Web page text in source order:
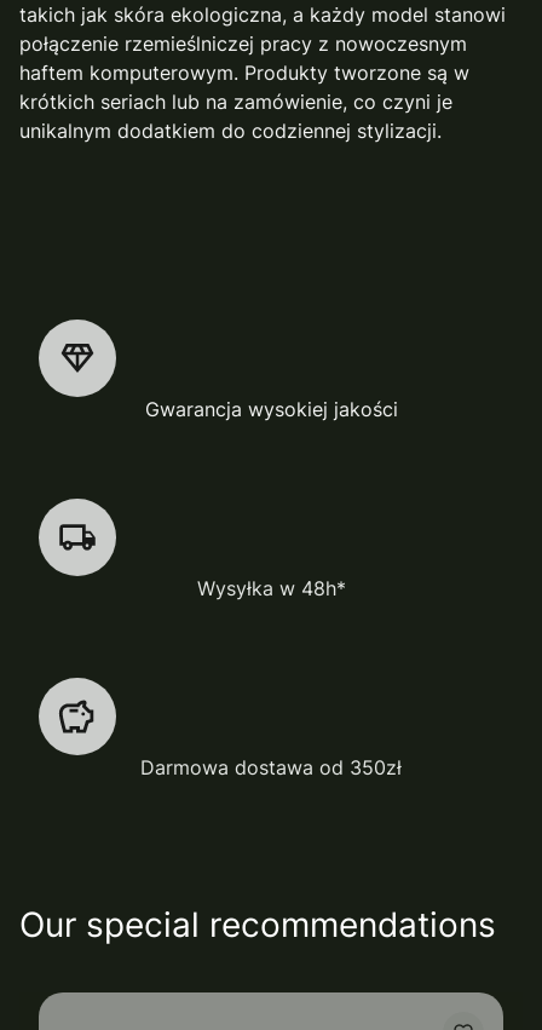
takich jak skóra ekologiczna, a każdy model stanowi
połączenie rzemieślniczej pracy z nowoczesnym
haftem komputerowym. Produkty tworzone są w
krótkich seriach lub na zamówienie, co czyni je
unikalnym dodatkiem do codziennej stylizacji.
Gwarancja wysokiej jakości
Wysyłka w 48h*
Darmowa dostawa od 350zł
Our special recommendations